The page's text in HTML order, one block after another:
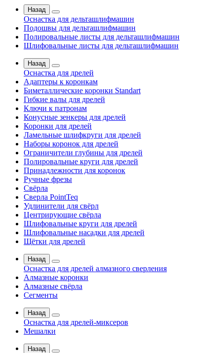
Назад
Оснастка для дельташлифмашин
Подошвы для дельташлифмашин
Полировальные листы для дельташлифмашин
Шлифовальные листы для дельташлифмашин
Назад
Оснастка для дрелей
Адаптеры к коронкам
Биметаллические коронки Standart
Гибкие валы для дрелей
Ключи к патронам
Конусные зенкеры для дрелей
Коронки для дрелей
Ламельные шлифкруги для дрелей
Наборы коронок для дрелей
Ограничители глубины для дрелей
Полировальные круги для дрелей
Принадлежности для коронок
Ручные фрезы
Свёрла
Сверла PointTeq
Удлинители для свёрл
Центрирующие свёрла
Шлифовальные круги для дрелей
Шлифовальные насадки для дрелей
Щётки для дрелей
Назад
Оснастка для дрелей алмазного сверления
Алмазные коронки
Алмазные свёрла
Сегменты
Назад
Оснастка для дрелей-миксеров
Мешалки
Назад